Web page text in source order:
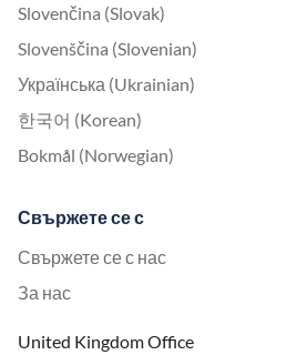
Slovenčina (Slovak)
Slovenščina (Slovenian)
Українська (Ukrainian)
한국어 (Korean)
Bokmål (Norwegian)
Свържете се с
Свържете се с нас
За нас
United Kingdom Office